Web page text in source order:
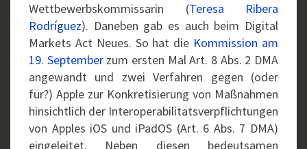
Wettbewerbskommissarin (Teresa Ribera
Rodríguez). Daneben gab es auch beim Digital
Markets Act Neues. So hat die Kommission am
19. Septemberzum ersten Mal Art. 8 Abs. 2 DMA
angewandt und zwei Verfahren gegen (oder
für?) Apple zur Konkretisierung von Maßnahmen
hinsichtlich der Interoperabilitätsverpflichtungen
von Apples iOS und iPadOS (Art. 6 Abs. 7 DMA)
eingeleitet. Neben diesen bedeutsamen